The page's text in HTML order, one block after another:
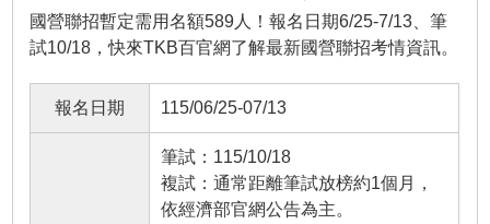
國營聯招暫定需用名額589人！報名日期6/25-7/13、筆
試10/18，快來TKB百官網了解最新國營聯招考情資訊。
報名日期 115/06/25-07/13
筆試：115/10/18
複試：通常距離筆試放榜約1個月，
依經濟部官網公告為主。